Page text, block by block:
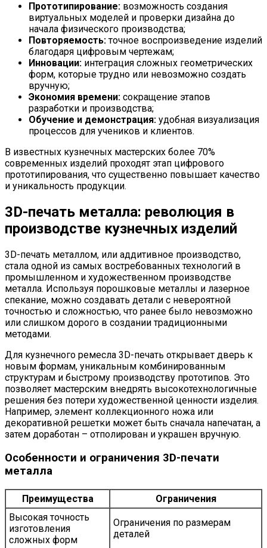
Прототипирование: возможность создания
виртуальных моделей и проверки дизайна до
начала физического производства;
Повторяемость:точное воспроизведение изделий
благодаря цифровым чертежам;
Инновации: интеграция сложных геометрических
форм, которые трудно или невозможно создать
вручную;
Экономия времени: сокращение этапов
разработки и производства;
Обучение и демонстрация: удобная визуализация
процессов для учеников и клиентов.
В известных кузнечных мастерских более 70%
современных изделий проходят этап цифрового
прототипирования, что существенно повышает качество
и уникальность продукции.
3D-печать металла: революция в
производстве кузнечных изделий
3D-печать металлом, или аддитивное производство,
стала одной из самых востребованных технологий в
промышленном и художественном производстве
металла. Используя порошковые металлы и лазерное
спекание, можно создавать детали с невероятной
точностью и сложностью, что ранее было невозможно
или слишком дорого в создании традиционными
методами.
Для кузнечного ремесла 3D-печать открывает дверь к
новым формам, уникальным комбинированным
структурам и быстрому производству прототипов. Это
позволяет мастерским внедрять высокотехнологичные
решения без потери художественной ценности изделия.
Например, элемент коллекционного ножа или
декоративной решетки может быть сначала напечатан, а
затем доработан – отполирован и украшен вручную.
Особенности и ограничения 3D-печати
металла
Преимущества
Ограничения
Высокая точность
изготовления
сложных форм
Ограничения по размерам
деталей